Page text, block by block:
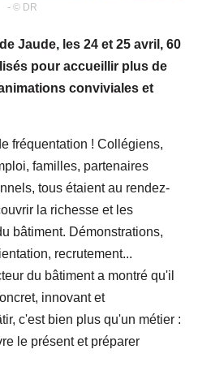
- © DR
Jaude, les 24 et 25 avril, 60
pour accueillir plus de
conviviales et
fréquentation ! Collégiens,
familles, partenaires
tous étaient au rendez-
la richesse et les
bâtiment. Démonstrations,
recrutement...
du bâtiment a montré qu'il
innovant et
c'est bien plus qu'un métier :
le présent et préparer